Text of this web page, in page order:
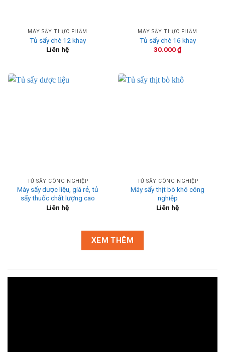
MÁY SẤY THỰC PHẨM
Tủ sấy chè 12 khay
Liên hệ
MÁY SẤY THỰC PHẨM
Tủ sấy chè 16 khay
30.000₫
TỦ SẤY CÔNG NGHIỆP
Máy sấy dược liệu, giá rẻ, tủ
sấy thuốc chất lượng cao
Liên hệ
TỦ SẤY CÔNG NGHIỆP
Máy sấy thịt bò khô công
nghiệp
Liên hệ
XEM THÊM